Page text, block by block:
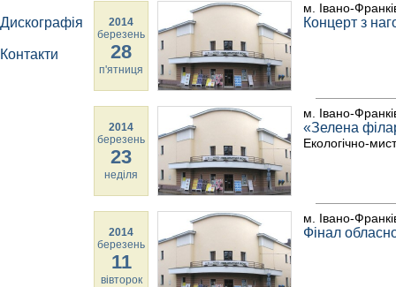
Дискографія
Контакти
2014
березень
28
п'ятниця
м. Івано-
Концерт з
2014
березень
23
неділя
м. Івано-
«Зелена
Екологічно-
2014
березень
11
вівторок
м. Івано-
Фінал